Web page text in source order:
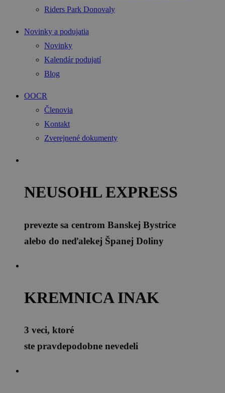
Riders Park Donovaly
Novinky a podujatia
Novinky
Kalendár podujatí
Blog
OOCR
Členovia
Kontakt
Zverejnené dokumenty
NEUSOHL EXPRESS
prevezte sa centrom Banskej Bystrice
alebo do neďalekej Španej Doliny
KREMNICA INAK
3 veci, ktoré
ste pravdepodobne nevedeli